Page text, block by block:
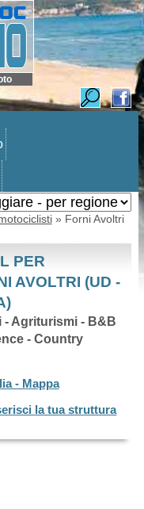
» Forni Avoltri
PER
AVOLTRI (UD -
Agriturismi - B&B
- Country
- Mappa
la tua struttura